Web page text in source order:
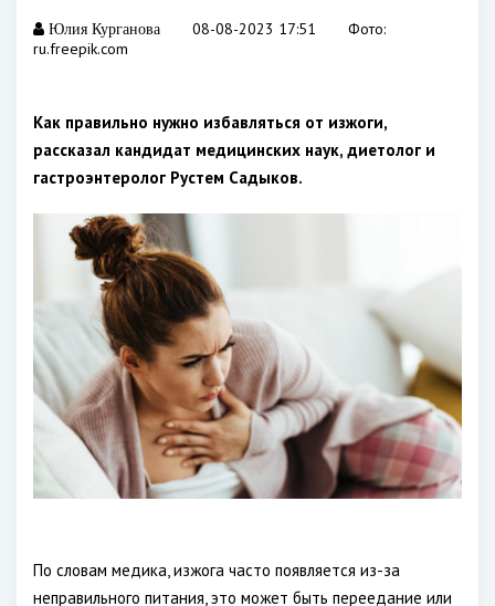
Юлия Курганова 08-08-2023 17:51
Фото:
ru.freepik.com
Как правильно нужно избавляться от изжоги,
рассказал кандидат медицинских наук, диетолог и
гастроэнтеролог Рустем Садыков.
По словам медика, изжога часто появляется из-за
неправильного питания, это может быть переедание или